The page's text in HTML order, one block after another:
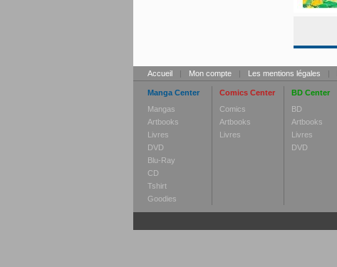
Accueil | Mon compte | Les mentions légales |
Manga Center
Mangas
Artbooks
Livres
DVD
Blu-Ray
CD
Tshirt
Goodies
Comics Center
Comics
Artbooks
Livres
BD Center
BD
Artbooks
Livres
DVD